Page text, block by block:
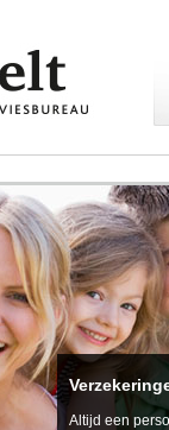
Altijd een